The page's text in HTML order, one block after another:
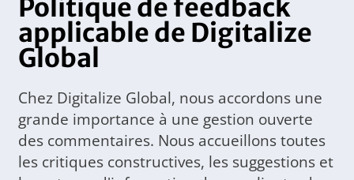
Politique de feedback
applicable de Digitalize
Global
Chez Digitalize Global, nous accordons une
grande importance à une gestion ouverte
des commentaires. Nous accueillons toutes
les critiques constructives, les suggestions et